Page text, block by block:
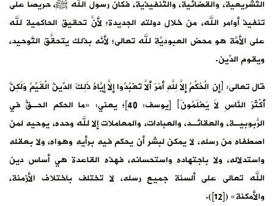
التَّشريعية، والقضائية، والتَّنفيذية، فكان رسول الله ﷺ، حريصاً على
تنفيذ أوامر الله، من خلال دولته الجديدة؛ لأنَّ تحقيق الحاكمية لله
على الأمَّة هو محض العبوديَّة لله تعالى؛ لأنَّه بذلك يتحقَّق التَّوحيد،
ويقوم الدِّين.
قال تعالى: ﴿إِنِ الْحُكْمُ إِلاَّ لِلَّهِ أَمَرَ أَلاَّ تَعْبُدُوا إِلاَّ إِيَّاهُ ذَلِكَ الدِّينُ الْقَيِّمُ وَلَكِنَّ
أَكْثَرَ النَّاسِ لاَ يَعْلَمُونَ﴾ [يوسف: 40]؛ يعني: «ما الحكم الحـقُّ في
الرُّبوبيـة، والعقائـد، والعبادات، والمعاملات إلا لله وحده، يوحيه لمن
اصطفاه من رسله، لا يمكن لبشرٍ أن يحكم فيه برأيه وهواه، ولا بعقله
واستدلاله، ولا باجتهاده واستحسانه، فهذه القاعدة هي أساس دين
الله تعالى على ألسنة جميع رسله، لا تختلف باختلاف الأزمنة،
والأمكنة» ([12]).